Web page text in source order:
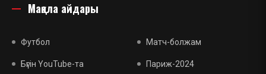
Мақала айдары
Футбол
Бүгін YouTube-та
Матч-болжам
Париж-2024